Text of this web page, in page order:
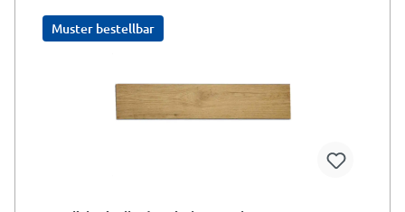
Muster bestellbar